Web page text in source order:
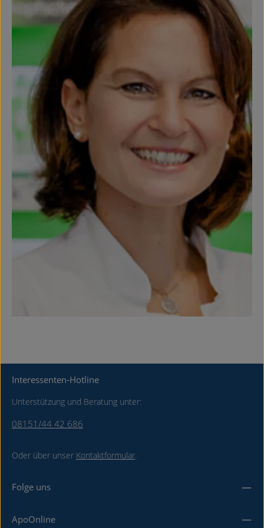
Interessenten-Hotline
Unterstützung und Beratung unter:
08151/44 42 686
Oder über unser Kontaktformular.
Folge uns
ApoOnline